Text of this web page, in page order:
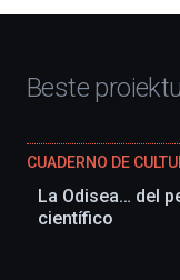
Beste
CUADERNO DE
La Odisea… del
científico